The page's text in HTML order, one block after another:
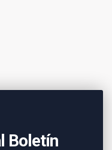
Boletín